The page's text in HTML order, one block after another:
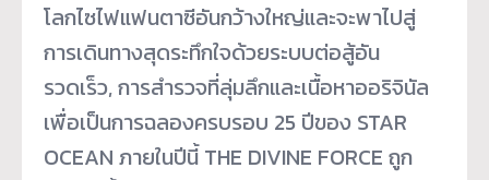
โลกไซไฟแฟนตาซีอันกว้างใหญ่และจะพาไปสู่
การเดินทางสุดระทึกใจด้วยระบบต่อสู้อัน
รวดเร็ว, การสำรวจที่ลุ่มลึกและเนื้อหาออริจินัล
เพื่อเป็นการฉลองครบรอบ 25 ปีของ STAR
OCEAN ภายในปีนี้ THE DIVINE FORCE ถูก